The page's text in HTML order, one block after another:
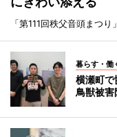
「第111回秩父音頭まつ
暮らす・働
横瀬町
鳥獣被害